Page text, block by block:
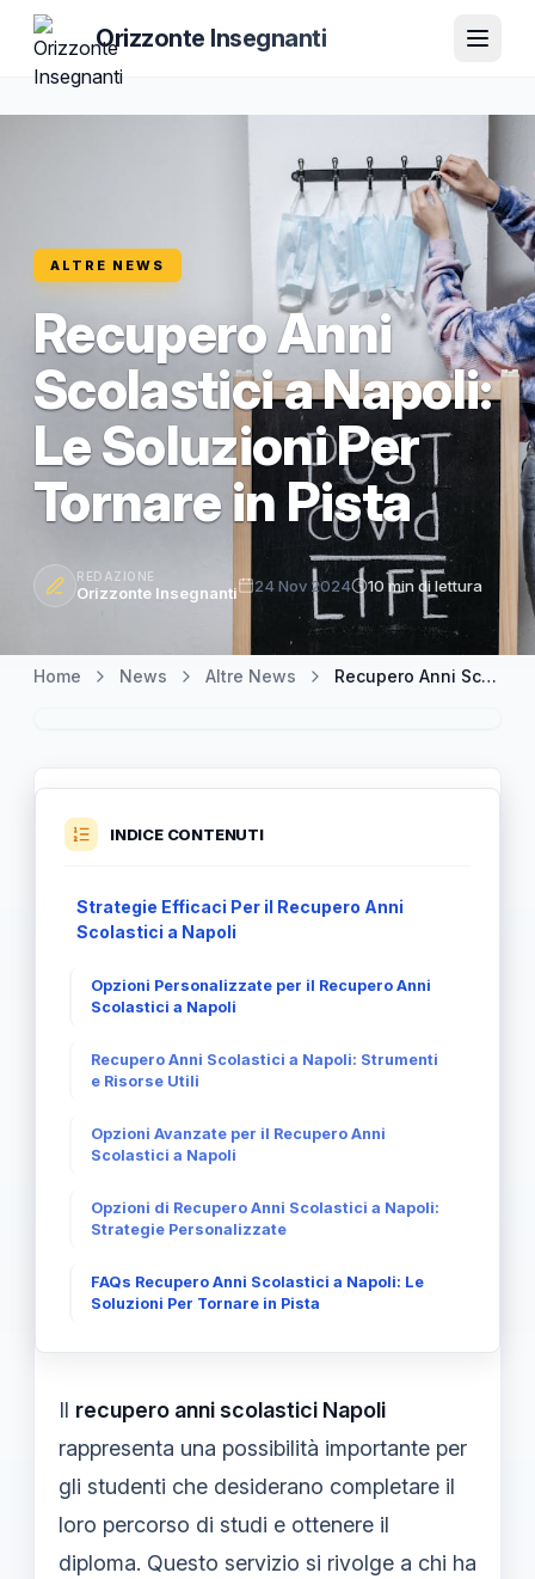
Orizzonte Insegnanti
ALTRE NEWS
Recupero Anni
Scolastici a Napoli:
Le Soluzioni Per
Tornare in Pista
REDAZIONE
Orizzonte Insegnanti 24 Nov 2024 10 min di lettura
Home News Altre News Recupero Anni Scolastici a Napoli: Le Soluzioni Per Tornare in Pista
INDICE CONTENUTI
Strategie Efficaci Per il Recupero Anni
Scolastici a Napoli
Opzioni Personalizzate per il Recupero Anni
Scolastici a Napoli
Recupero Anni Scolastici a Napoli: Strumenti
e Risorse Utili
Opzioni Avanzate per il Recupero Anni
Scolastici a Napoli
Opzioni di Recupero Anni Scolastici a Napoli:
Strategie Personalizzate
FAQs Recupero Anni Scolastici a Napoli: Le
Soluzioni Per Tornare in Pista
Il recupero anni scolastici Napoli
rappresenta una possibilità importante per
gli studenti che desiderano completare il
loro percorso di studi e ottenere il
diploma. Questo servizio si rivolge a chi ha